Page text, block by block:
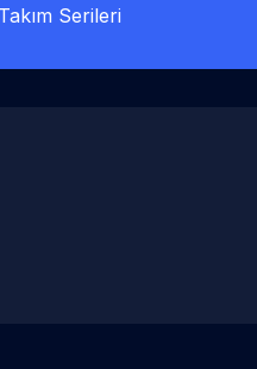
Takım Serileri